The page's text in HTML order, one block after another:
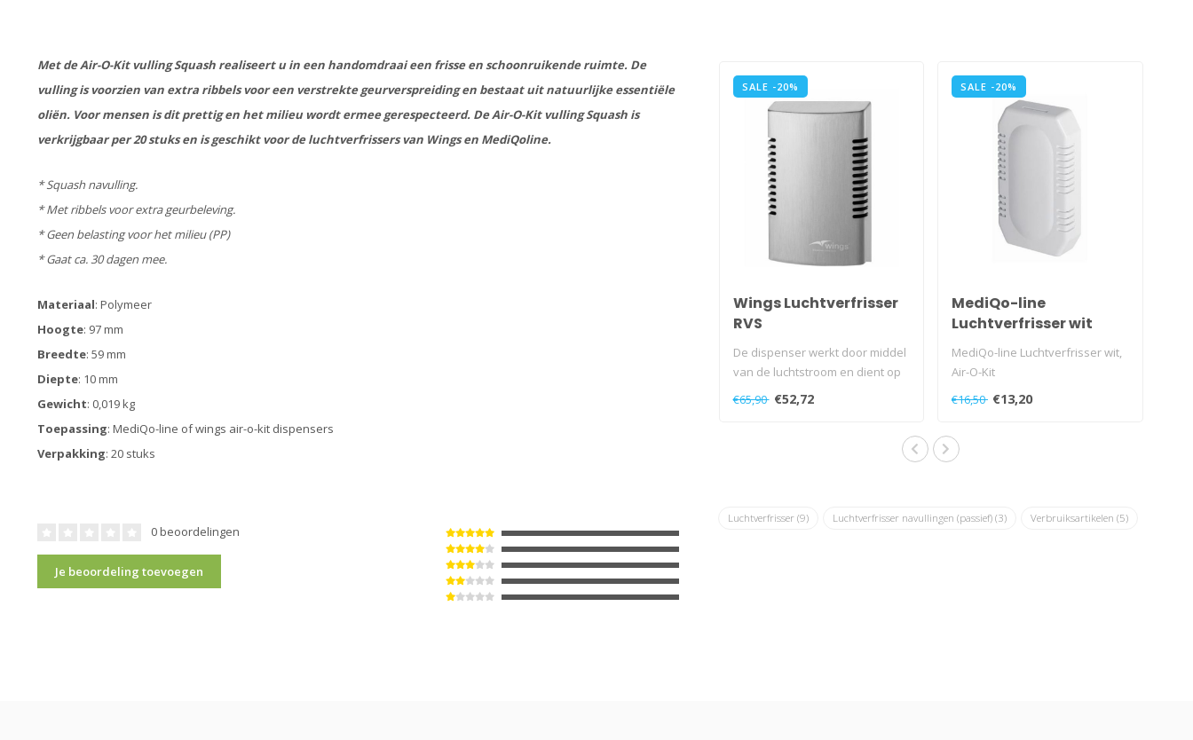
Met de Air-O-Kit vulling Squash realiseert u in een handomdraai een frisse en schoonruikende ruimte. De
vulling is voorzien van extra ribbels voor een verstrekte geurverspreiding en bestaat uit natuurlijke essentiële
oliën. Voor mensen is dit prettig en het milieu wordt ermee gerespecteerd. De Air-O-Kit vulling Squash is
verkrijgbaar per 20 stuks en is geschikt voor de luchtverfrissers van Wings en MediQoline.
* Squash navulling.
* Met ribbels voor extra geurbeleving.
* Geen belasting voor het milieu (PP)
* Gaat ca. 30 dagen mee.
Materiaal: Polymeer
Hoogte: 97 mm
Breedte: 59 mm
Diepte: 10 mm
Gewicht: 0,019 kg
Toepassing: MediQo-line of wings air-o-kit dispensers
Verpakking: 20 stuks
0 beoordelingen
Je beoordeling toevoegen
SALE -20%
Wings Luchtverfrisser
RVS
De dispenser werkt door middel
van de luchtstroom en dient op
de/iedere (toilet)..
€65,90 €52,72
SALE -20%
MediQo-line
Luchtverfrisser wit
MediQo-line Luchtverfrisser wit,
Air-O-Kit
€16,50 €13,20
Luchtverfrisser(9) Luchtverfrisser navullingen (passief)(3) Verbruiksartikelen(5)